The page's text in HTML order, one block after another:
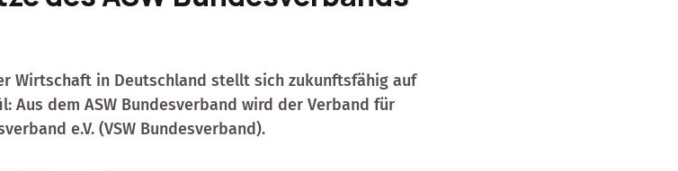
Wirtschaft in Deutschland stellt sich zukunftsfähig auf
Aus dem ASW Bundesverband wird der Verband für
e.V. (VSW Bundesverband).